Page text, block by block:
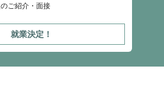
ご紹介・面接
就業決定！